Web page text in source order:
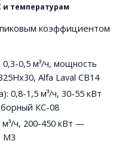
и температурам
коэффициентом
0,5 м³/ч, мощность
Alfa Laval CB14
0,8-1,5 м³/ч, 30-55 кВт
КС-08
ч, 200-450 кВт —
M3